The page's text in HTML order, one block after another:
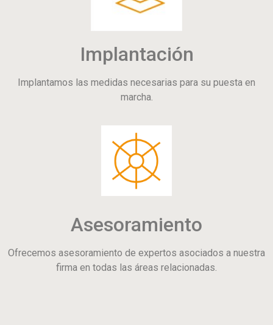
Implantación
Implantamos las medidas necesarias para su puesta en
marcha.
Asesoramiento
Ofrecemos asesoramiento de expertos asociados a nuestra
firma en todas las áreas relacionadas.